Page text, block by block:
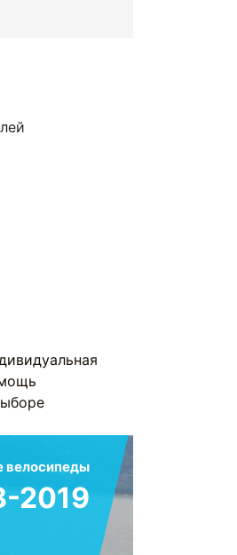
велосипеды
2019